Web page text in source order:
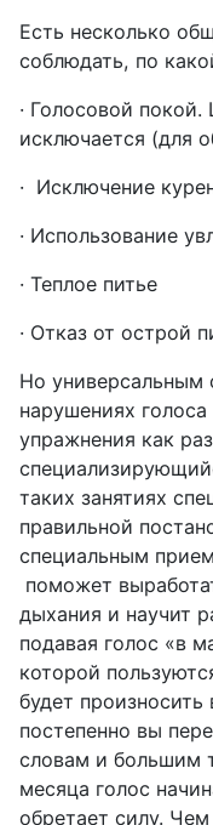
Есть несколько
соблюдать, по
· Голосовой покой.
исключается (для
· Исключение
· Использование
· Теплое питье
· Отказ от острой
Но универсальным
нарушениях
упражнения как
таких занятиях
правильной
специальным
поможет
дыхания и научит
подавая голос «в
которой
будет произносить
постепенно вы
словам и большим
месяца голос
обретает силу.